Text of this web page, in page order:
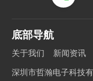
底部导航
关于我们 新闻资讯
深圳市哲瀚电子科技